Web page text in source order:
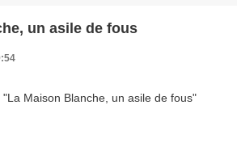
un asile de fous